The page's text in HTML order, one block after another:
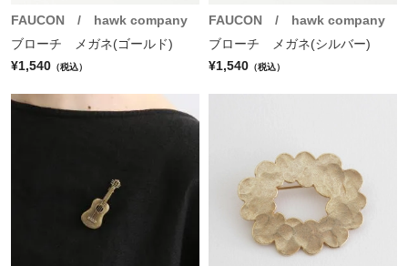
FAUCON / hawk company
ブローチ メガネ(ゴールド)
¥1,540 （税込）
FAUCON / hawk company
ブローチ メガネ(シルバー)
¥1,540 （税込）